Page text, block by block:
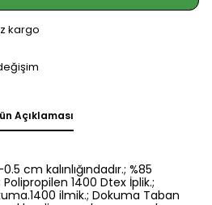
kargo
Açıklaması
cm kalınlığındadır.; %85
1400 Dtex İplik.;
ilmik.; Dokuma Taban